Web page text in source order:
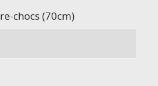
chocs (70cm)